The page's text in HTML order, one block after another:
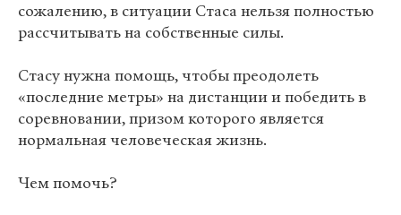
сожалению, в ситуации Стаса нельзя полностью
рассчитывать на собственные силы.
Стасу нужна помощь, чтобы преодолеть
«последние метры» на дистанции и победить в
соревновании, призом которого является
нормальная человеческая жизнь.
Чем помочь?